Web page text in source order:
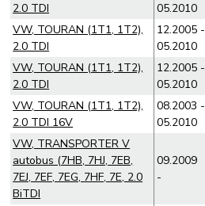
2.0 TDI 05.2010
VW, TOURAN (1T1, 1T2),
2.0 TDI
12.2005 -
05.2010
VW, TOURAN (1T1, 1T2),
2.0 TDI
12.2005 -
05.2010
VW, TOURAN (1T1, 1T2),
2.0 TDI 16V
08.2003 -
05.2010
VW, TRANSPORTER V
autobus (7HB, 7HJ, 7EB,
7EJ, 7EF, 7EG, 7HF, 7E, 2.0
BiTDI
09.2009
-